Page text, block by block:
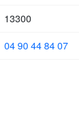
13300
04 90 44 84 07